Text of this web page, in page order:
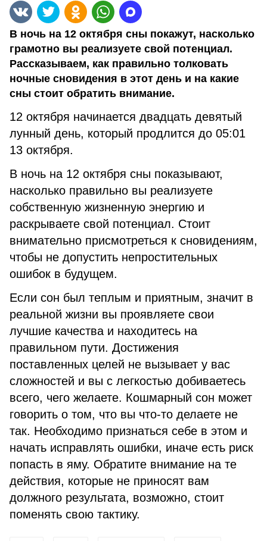
В ночь на 12 октября сны покажут, насколько
грамотно вы реализуете свой потенциал.
Рассказываем, как правильно толковать
ночные сновидения в этот день и на какие
сны стоит обратить внимание.
12 октября начинается двадцать девятый
лунный день, который продлится до 05:01
13 октября.
В ночь на 12 октября сны показывают,
насколько правильно вы реализуете
собственную жизненную энергию и
раскрываете свой потенциал. Стоит
внимательно присмотреться к сновидениям,
чтобы не допустить непростительных
ошибок в будущем.
Если сон был теплым и приятным, значит в
реальной жизни вы проявляете свои
лучшие качества и находитесь на
правильном пути. Достижения
поставленных целей не вызывает у вас
сложностей и вы с легкостью добиваетесь
всего, чего желаете. Кошмарный сон может
говорить о том, что вы что-то делаете не
так. Необходимо признаться себе в этом и
начать исправлять ошибки, иначе есть риск
попасть в яму. Обратите внимание на те
действия, которые не приносят вам
должного результата, возможно, стоит
поменять свою тактику.